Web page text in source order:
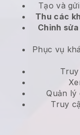
Tạo và gửi
Thu các
Chỉnh
Phục vụ
Quản lý
Truy